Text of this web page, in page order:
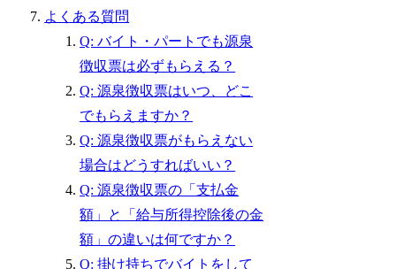
よくある質問
Q: バイト・パートでも源泉
徴収票は必ずもらえる？
Q: 源泉徴収票はいつ、どこ
でもらえますか？
Q: 源泉徴収票がもらえない
場合はどうすればいい？
Q: 源泉徴収票の「支払金
額」と「給与所得控除後の金
額」の違いは何ですか？
Q: 掛け持ちでバイトをして